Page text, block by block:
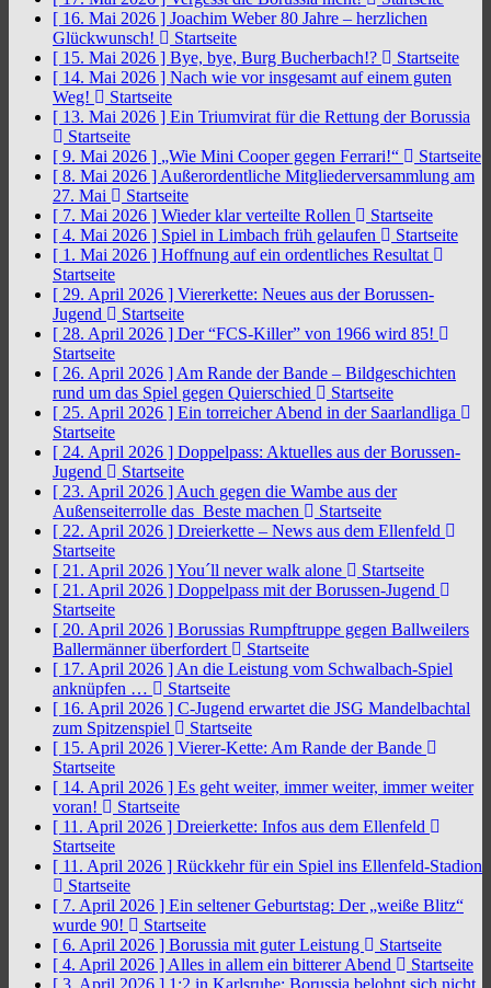
[ 16. Mai 2026 ] Joachim Weber 80 Jahre – herzlichen
Glückwunsch!
Startseite
[ 15. Mai 2026 ] Bye, bye, Burg Bucherbach!?
Startseite
[ 14. Mai 2026 ] Nach wie vor insgesamt auf einem guten
Weg!
Startseite
[ 13. Mai 2026 ] Ein Triumvirat für die Rettung der Borussia
Startseite
[ 9. Mai 2026 ] „Wie Mini Cooper gegen Ferrari!“
Startseite
[ 8. Mai 2026 ] Außerordentliche Mitgliederversammlung am
27. Mai
Startseite
[ 7. Mai 2026 ] Wieder klar verteilte Rollen
Startseite
[ 4. Mai 2026 ] Spiel in Limbach früh gelaufen
Startseite
[ 1. Mai 2026 ] Hoffnung auf ein ordentliches Resultat
Startseite
[ 29. April 2026 ] Viererkette: Neues aus der Borussen-
Jugend
Startseite
[ 28. April 2026 ] Der “FCS-Killer” von 1966 wird 85!
Startseite
[ 26. April 2026 ] Am Rande der Bande – Bildgeschichten
rund um das Spiel gegen Quierschied
Startseite
[ 25. April 2026 ] Ein torreicher Abend in der Saarlandliga
Startseite
[ 24. April 2026 ] Doppelpass: Aktuelles aus der Borussen-
Jugend
Startseite
[ 23. April 2026 ] Auch gegen die Wambe aus der
Außenseiterrolle das Beste machen
Startseite
[ 22. April 2026 ] Dreierkette – News aus dem Ellenfeld
Startseite
[ 21. April 2026 ]You´ll never walk alone
Startseite
[ 21. April 2026 ] Doppelpass mit der Borussen-Jugend
Startseite
[ 20. April 2026 ] Borussias Rumpftruppe gegen Ballweilers
Ballermänner überfordert
Startseite
[ 17. April 2026 ] An die Leistung vom Schwalbach-Spiel
anknüpfen …
Startseite
[ 16. April 2026 ] C-Jugend erwartet die JSG Mandelbachtal
zum Spitzenspiel
Startseite
[ 15. April 2026 ] Vierer-Kette: Am Rande der Bande
Startseite
[ 14. April 2026 ] Es geht weiter, immer weiter, immer weiter
voran!
Startseite
[ 11. April 2026 ] Dreierkette: Infos aus dem Ellenfeld
Startseite
[ 11. April 2026 ] Rückkehr für ein Spiel ins Ellenfeld-Stadion
Startseite
[ 7. April 2026 ] Ein seltener Geburtstag: Der „weiße Blitz“
wurde 90!
Startseite
[ 6. April 2026 ] Borussia mit guter Leistung
Startseite
[ 4. April 2026 ] Alles in allem ein bitterer Abend
Startseite
[ 3. April 2026 ] 1:2 in Karlsruhe: Borussia belohnt sich nicht